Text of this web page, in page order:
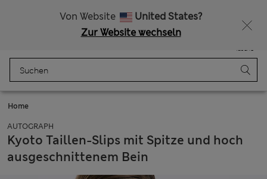
Von Website
United States?
Zur Website wechseln
Tasche
Home
AUTOGRAPH
Kyoto Taillen-Slips mit Spitze und hoch
ausgeschnittenem Bein